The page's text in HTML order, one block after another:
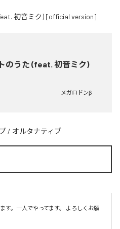
のうた (feat. 初音ミク)
メガロドンβ
/ オルタナティブ
す。一人でやってます。 よろしくお願